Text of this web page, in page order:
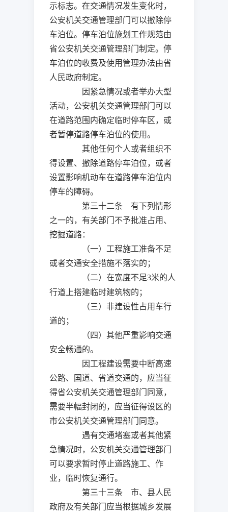
示标志。在交通情况发生变化时，
公安机关交通管理部门可以撤除停
车泊位。停车泊位施划工作规范由
省公安机关交通管理部门制定。停
车泊位的收费及使用管理办法由省
人民政府制定。
因紧急情况或者举办大型
活动，公安机关交通管理部门可以
在道路范围内确定临时停车区，或
者暂停道路停车泊位的使用。
其他任何个人或者组织不
得设置、撤除道路停车泊位，或者
设置影响机动车在道路停车泊位内
停车的障碍。
第三十二条 有下列情形
之一的，有关部门不予批准占用、
挖掘道路：
（一）工程施工准备不足
或者交通安全措施不落实的；
（二）在宽度不足3米的人
行道上搭建临时建筑物的；
（三）非建设性占用车行
道的；
（四）其他严重影响交通
安全畅通的。
因工程建设需要中断高速
公路、国道、省道交通的，应当征
得省公安机关交通管理部门同意，
需要半幅封闭的，应当征得设区的
市公安机关交通管理部门同意。
遇有交通堵塞或者其他紧
急情况时，公安机关交通管理部门
可以要求暂时停止道路施工、作
业，临时恢复通行。
第三十三条 市、县人民
政府及有关部门应当根据城乡发展